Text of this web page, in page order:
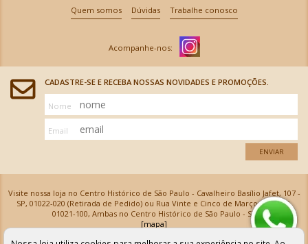
Quem somos Dúvidas Trabalhe conosco
CADASTRE-SE E RECEBA NOSSAS NOVIDADES E PROMOÇÕES.
Nome
Email
ENVIAR
Visite nossa loja no Centro Histórico de São Paulo - Cavalheiro Basílio Jafet, 107 -
SP, 01022-020 (Retirada de Pedido) ou Rua Vinte e Cinco de Março, 576 - SP,
01021-100, Ambas no Centro Histórico de São Paulo - SP
[mapa]
Armarinhos Santa Cecília Ltda | CNPJ: 61.069.639/0001-18